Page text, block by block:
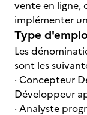
vente en ligne,
implémenter
Type
Les
sont les
· Concepteur
Développeur
· Analyste